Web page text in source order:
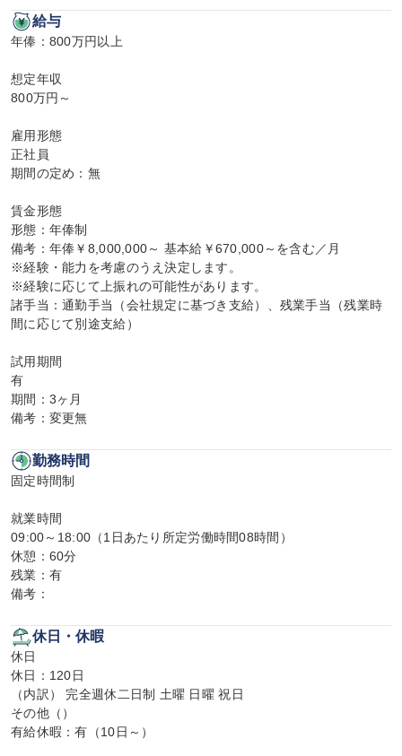
給与
年俸：800万円以上
想定年収
800万円～
雇用形態
正社員
期間の定め：無
賃金形態
形態：年俸制
備考：年俸￥8,000,000～ 基本給￥670,000～を含む／月
※経験・能力を考慮のうえ決定します。
※経験に応じて上振れの可能性があります。
諸手当：通勤手当（会社規定に基づき支給）、残業手当（残業時
間に応じて別途支給）
試用期間
有
期間：3ヶ月
備考：変更無
勤務時間
固定時間制
就業時間
09:00～18:00（1日あたり所定労働時間08時間）
休憩：60分
残業：有
備考：
休日・休暇
休日
休日：120日
（内訳） 完全週休二日制 土曜 日曜 祝日
その他（）
有給休暇：有（10日～）